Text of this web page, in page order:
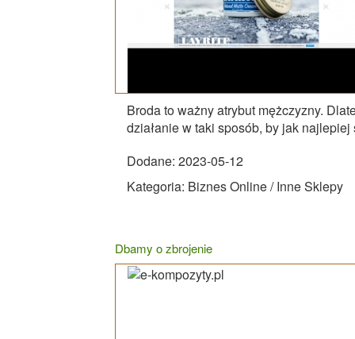
Broda to ważny atrybut mężczyzny.
działanie w taki sposób, by jak najlepiej
Dodane: 2023-05-12
Kategoria: Biznes Online / Inne Sklepy
Dbamy o zbrojenie